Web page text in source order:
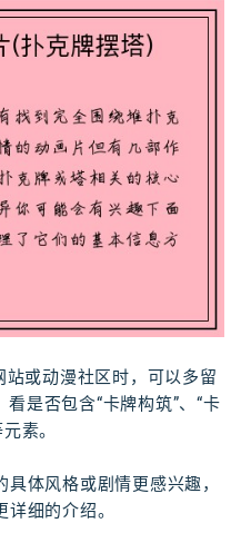
站或动漫社区时，可以多留
是否包含“卡牌构筑”、“卡
素。
体风格或剧情更感兴趣，
细的介绍。